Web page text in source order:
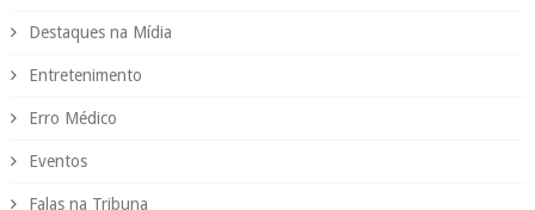
Destaques na Mídia
Entretenimento
Erro Médico
Eventos
Falas na Tribuna